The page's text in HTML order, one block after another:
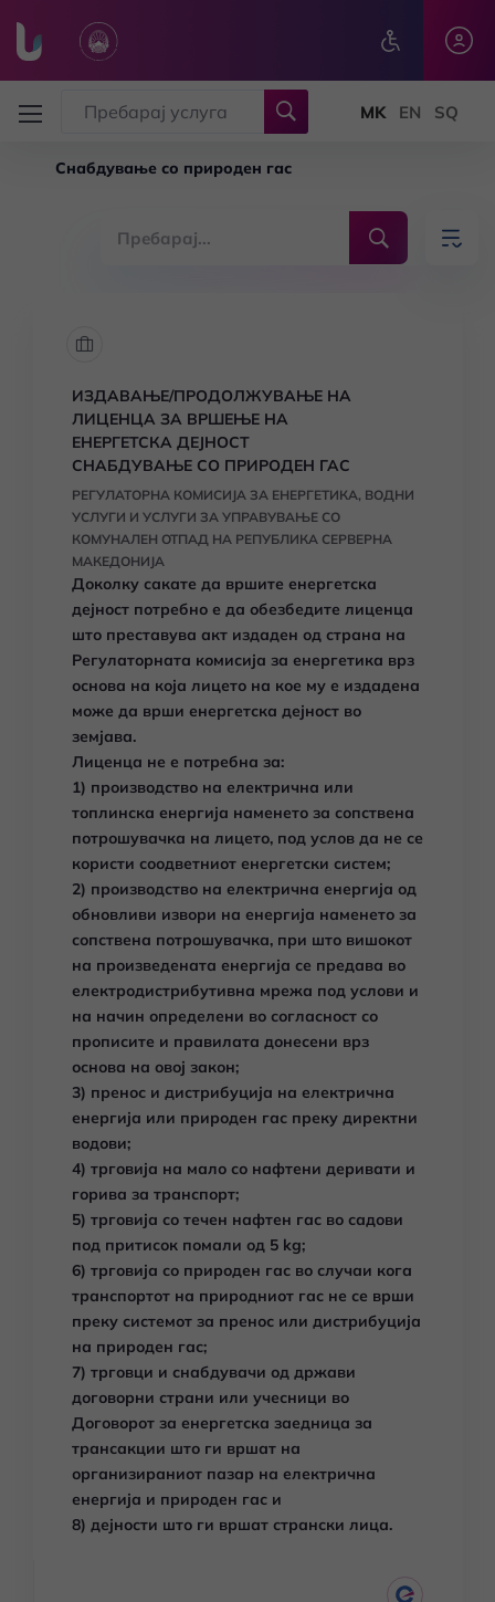
Снабдување со природен гас
ИЗДАВАЊЕ/ПРОДОЛЖУВАЊЕ НА
ЛИЦЕНЦА ЗА ВРШЕЊЕ НА
ЕНЕРГЕТСКА ДЕЈНОСТ
СНАБДУВАЊЕ СО ПРИРОДЕН ГАС
РЕГУЛАТОРНА КОМИСИЈА ЗА ЕНЕРГЕТИКА, ВОДНИ
УСЛУГИ И УСЛУГИ ЗА УПРАВУВАЊЕ СО
КОМУНАЛЕН ОТПАД НА РЕПУБЛИКА СЕРВЕРНА
МАКЕДОНИЈА
Доколку сакате да вршите енергетска
дејност потребно е да обезбедите лиценца
што преставува акт издаден од страна на
Регулаторната комисија за енергетика врз
основа на која лицето на кое му е издадена
може да врши енергетска дејност во
земјава.
Лиценца не е потребна за:
1) производство на електрична или
топлинска енергија наменето за сопствена
потрошувачка на лицето, под услов да не се
користи соодветниот енергетски систем;
2) производство на електрична енергија од
обновливи извори на енергија наменето за
сопствена потрошувачка, при што вишокот
на произведената енергија се предава во
електродистрибутивна мрежа под услови и
на начин определени во согласност со
прописите и правилата донесени врз
основа на овој закон;
3) пренос и дистрибуција на електрична
енергија или природен гас преку директни
водови;
4) трговија на мало со нафтени деривати и
горива за транспорт;
5) трговија со течен нафтен гас во садови
под притисок помали од 5 kg;
6) трговија со природен гас во случаи кога
транспортот на природниот гас не се врши
преку системот за пренос или дистрибуција
на природен гас;
7) трговци и снабдувачи од држави
договорни страни или учесници во
Договорот за енергетска заедница за
трансакции што ги вршат на
организираниот пазар на електрична
енергија и природен гас и
8) дејности што ги вршат странски лица.